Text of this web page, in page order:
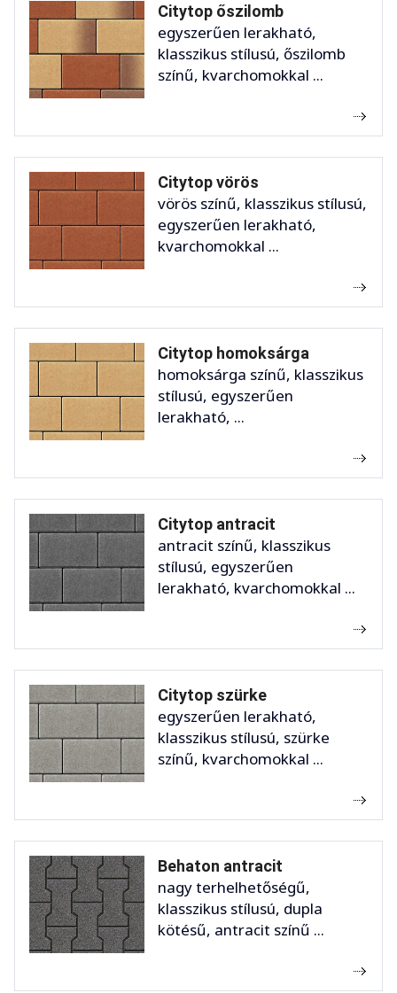
Citytop őszilomb
egyszerűen lerakható,
klasszikus stílusú, őszilomb
színű, kvarchomokkal ...
Citytop vörös
vörös színű, klasszikus stílusú,
egyszerűen lerakható,
kvarchomokkal ...
Citytop homoksárga
homoksárga színű, klasszikus
stílusú, egyszerűen
lerakható, ...
Citytop antracit
antracit színű, klasszikus
stílusú, egyszerűen
lerakható, kvarchomokkal ...
Citytop szürke
egyszerűen lerakható,
klasszikus stílusú, szürke
színű, kvarchomokkal ...
Behaton antracit
nagy terhelhetőségű,
klasszikus stílusú, dupla
kötésű, antracit színű ...